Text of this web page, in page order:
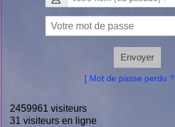
Envoyer
[ Mot de passe perdu ?
2459961 visiteurs
31 visiteurs en ligne